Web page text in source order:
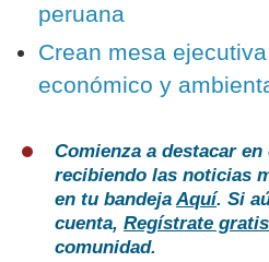
peruana
Crean mesa
económico y
Comienza a destacar
recibiendo las noticias
en tu bandejaAquí. Si
cuenta, Regístrate gratis
comunidad.